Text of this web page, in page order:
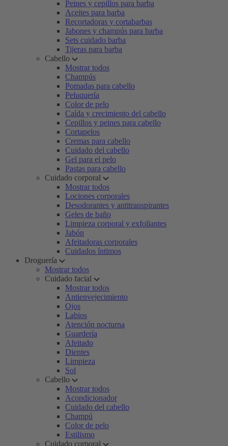
Peines y cepillos para barba
Aceites para barba
Recortadoras y cortabarbas
Jabones y champús para barba
Sets cuidado barba
Tijeras para barba
Cabello
Mostrar todos
Champús
Pomadas para cabello
Peluquería
Color de pelo
Caída y crecimiento del cabello
Cepillos y peines para cabello
Cortapelos
Cremas para cabello
Cuidado del cabello
Gel para el pelo
Pastas para cabello
Cuidado corporal
Mostrar todos
Lociones corporales
Desodorantes y antitranspirantes
Geles de baño
Limpieza corporal y exfoliantes
Jabón
Afeitadoras corporales
Cuidados íntimos
Droguería
Mostrar todos
Cuidado facial
Mostrar todos
Antienvejecimiento
Ojos
Labios
Atención nocturna
Guardería
Afeitado
Dientes
Limpieza
Sol
Cabello
Mostrar todos
Acondicionador
Cuidado del cabello
Champú
Color de pelo
Estilismo
Cuidado corporal